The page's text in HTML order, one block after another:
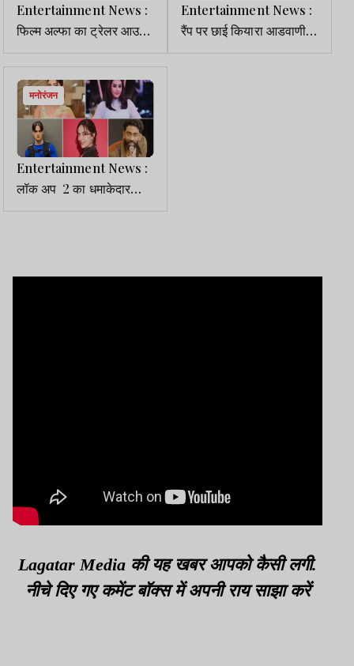
Entertainment News :
फिल्म अल्फा का ट्रेलर आउट,
सीता बन लंका जलाने निकली
आलिया
Entertainment News :
रैंप पर छाई कियारा आडवाणी,
ब्लैक गाउन में बिखेरा ग्लैमर का
मनोरंजन
Entertainment News :
लॉक अप 2 का धमाकेदार
आगाज, सच या सजा के खेल में
Lagatar Media की यह खबर आपको कैसी लगी.
नीचे दिए गए कमेंट बॉक्स में अपनी राय साझा करें